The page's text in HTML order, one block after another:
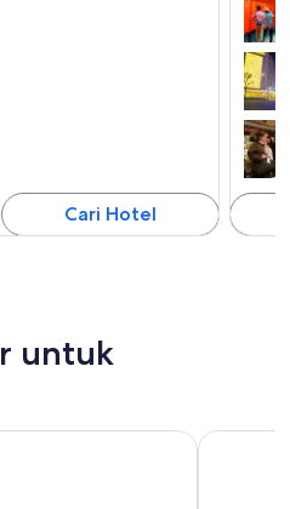
Cari Hotel
untuk
Dotonbori